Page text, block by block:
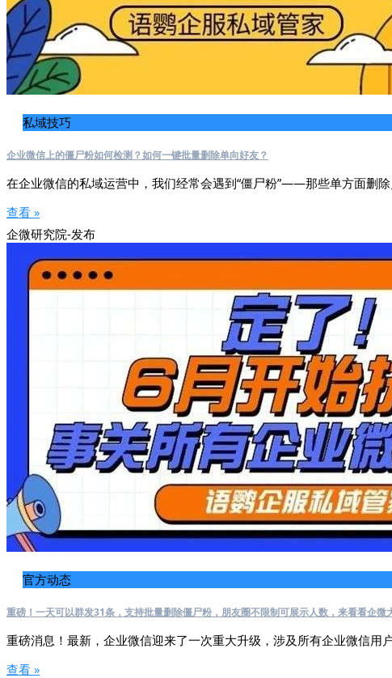
私域技巧
企业微信上的僵尸粉如何检测？如何一键批量删除单向好友？
在企业微信的私域运营中，我们经常会遇到“僵尸粉”——那些单方面删除
查看 »
企微研究院-发布
官方动态
重磅！一天可以群发31条，支持批量删除僵尸粉，朋友圈不限制可展示人数，来看看企微
重磅消息！最新，企业微信迎来了一次重大升级，涉及所有企业微信用户
查看 »